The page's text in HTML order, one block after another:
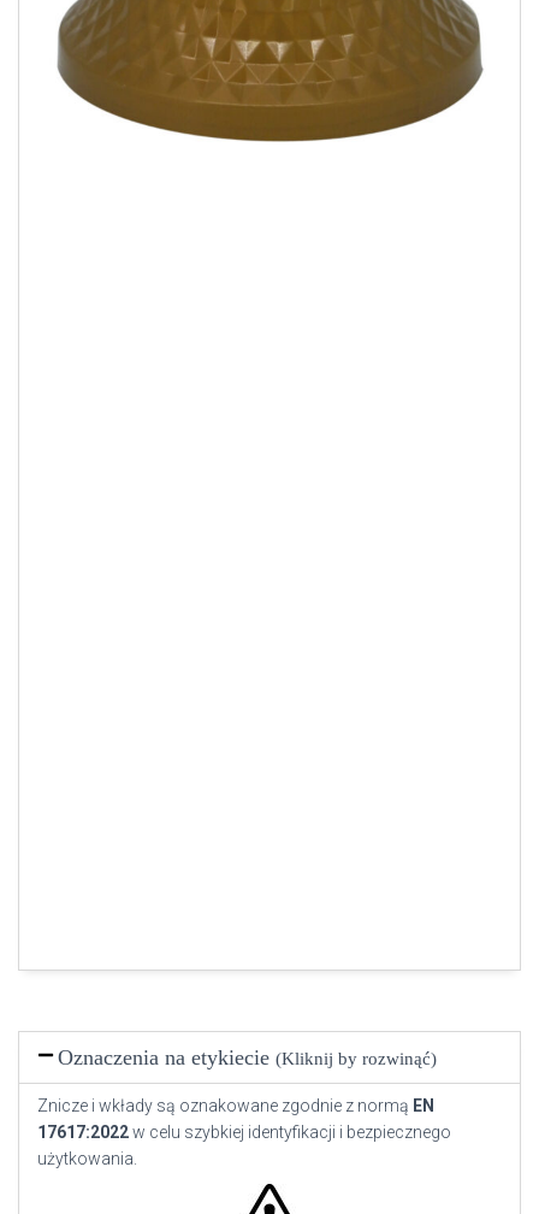
Oznaczenia na etykiecie (Kliknij by rozwinąć)
Znicze i wkłady są oznakowane zgodnie z normą EN
17617:2022w celu szybkiej identyfikacji i bezpiecznego
użytkowania.